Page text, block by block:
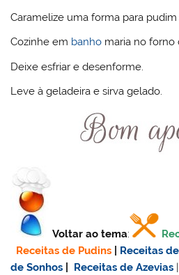
Caramelize uma forma para
Cozinhe em banho maria no forno
Deixe esfriar e desenforme.
Leve à geladeira e sirva gelado.
Voltar ao tema:
Receitas de Pudins
Receitas
de Sonhos
Receitas de Azevias